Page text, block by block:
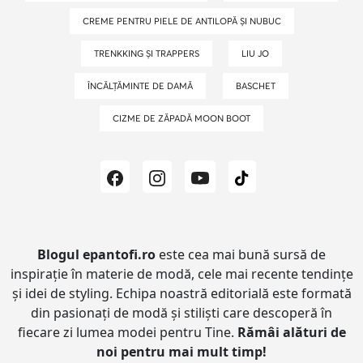
CREME PENTRU PIELE DE ANTILOPĂ ȘI NUBUC
TRENKKING ȘI TRAPPERS LIU JO
ÎNCĂLȚĂMINTE DE DAMĂ BASCHET
CIZME DE ZĂPADĂ MOON BOOT
Blogul epantofi.ro este cea mai bună sursă de
inspirație în materie de modă, cele mai recente tendințe
și idei de styling. Echipa noastră editorială este formată
din pasionați de modă și stiliști care descoperă în
fiecare zi lumea modei pentru Tine. Rămâi alături de
noi pentru mai mult timp!